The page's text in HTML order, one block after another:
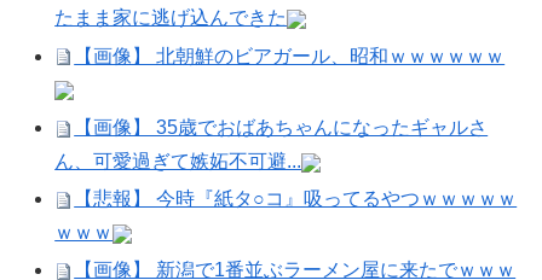
たまま家に逃げ込んできた
【画像】 北朝鮮のビアガール、昭和ｗｗｗｗｗｗ
【画像】 35歳でおばあちゃんになったギャルさ
ん、可愛過ぎて嫉妬不可避...
【悲報】 今時『紙タ○コ』吸ってるやつｗｗｗｗｗ
ｗｗｗ
【画像】 新潟で1番並ぶラーメン屋に来たでｗｗｗ